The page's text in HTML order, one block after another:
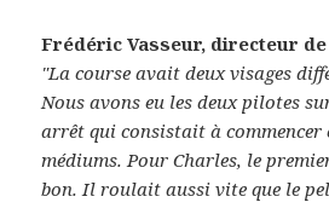
Frédéric Vasseur, directeur de
"La course avait deux visages
Nous avons eu les deux pilotes
arrêt qui consistait à commencer
médiums. Pour Charles, le
bon. Il roulait aussi vite que le